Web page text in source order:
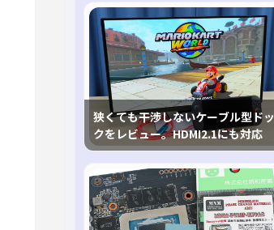
狭くても干渉しないケーブル型ドッ
クをレビュー。HDMI2.1にも対応